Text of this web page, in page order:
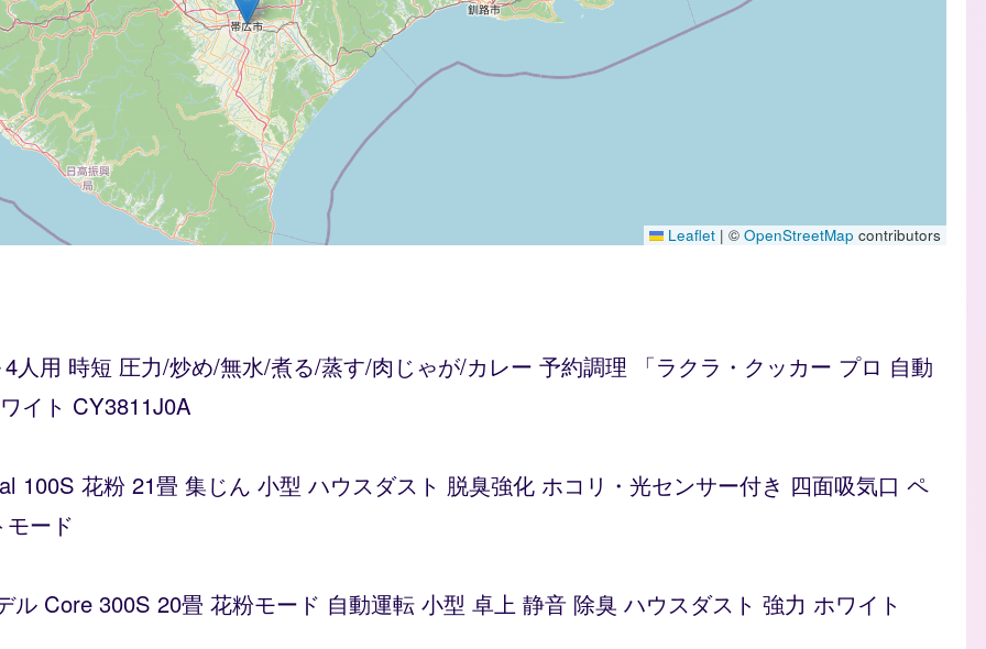
Leaflet | © OpenStreetMap contributors
人用 時短 圧力/炒め/無水/煮る/蒸す/肉じゃが/カレー 予約調理 「ラクラ・クッカー プロ 自動
イト CY3811J0A
100S 花粉 21畳 集じん 小型 ハウスダスト 脱臭強化 ホコリ・光センサー付き 四面吸気口 ペ
ード
Core 300S 20畳 花粉モード 自動運転 小型 卓上 静音 除臭 ハウスダスト 強力 ホワイト